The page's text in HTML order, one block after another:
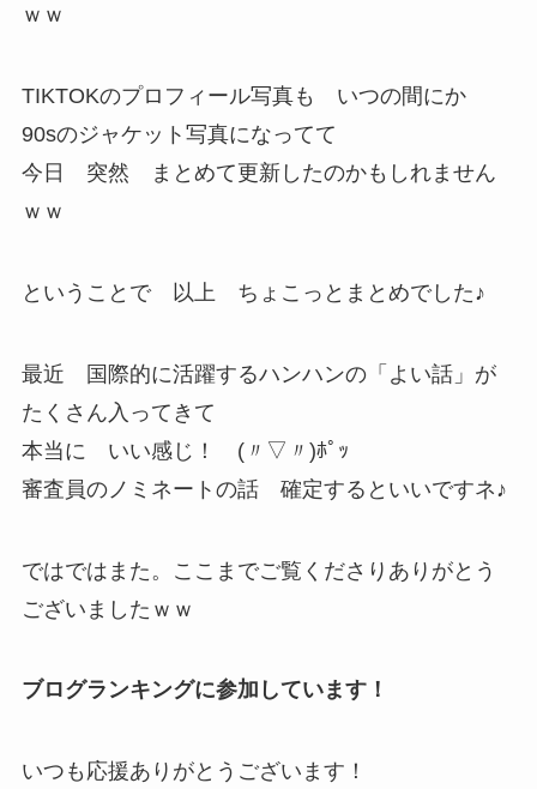
ｗｗ
TIKTOKのプロフィール写真も いつの間にか
90sのジャケット写真になってて
今日 突然 まとめて更新したのかもしれません
ｗｗ
ということで 以上 ちょこっとまとめでした♪
最近 国際的に活躍するハンハンの「よい話」が
たくさん入ってきて
本当に いい感じ！ (〃▽〃)ﾎﾟｯ
審査員のノミネートの話 確定するといいですネ♪
ではではまた。ここまでご覧くださりありがとう
ございましたｗｗ
ブログランキングに参加しています！
いつも応援ありがとうございます！